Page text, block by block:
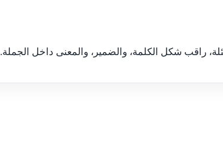
راقب شكل الكلمة، والضمير، والمعنى داخل الجملة.